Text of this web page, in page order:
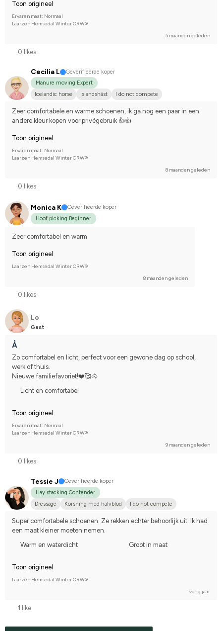
Toon origineel
Ervaren maat: Normaal
Laarzen Hemsedal Winter CRW®
5 maanden geleden
0 likes
Cecilia L
Geverifieerde koper
Manure moving Expert
Icelandic horse
Islandshäst I do not compete
Zeer comfortabele en warme schoenen, ik ga nog een paar in een
andere kleur kopen voor privégebruik 👍👍
Toon origineel
Ervaren maat: Normaal
Laarzen Hemsedal Winter CRW®
8 maanden geleden
0 likes
Monica K
Geverifieerde koper
Hoof picking Beginner
Zeer comfortabel en warm
Toon origineel
Laarzen Hemsedal Winter CRW®
8 maanden geleden
0 likes
Lo
Gast
Å
Zo comfortabel en licht, perfect voor een gewone dag op school,
werk of thuis.
Nieuwe familiefavoriet!❤️🥰🐴
Licht en comfortabel
Toon origineel
Ervaren maat: Normaal
Laarzen Hemsedal Winter CRW®
9 maanden geleden
0 likes
Tessie J
Geverifieerde koper
Hay stacking Contender
Dressage
Korsning med halvblod I do not compete
Super comfortabele schoenen. Ze rekken echter behoorlijk uit. Ik had
een maat kleiner moeten nemen.
Warm en waterdicht
Groot in maat
Toon origineel
Laarzen Hemsedal Winter CRW®
vorig jaar
1 like